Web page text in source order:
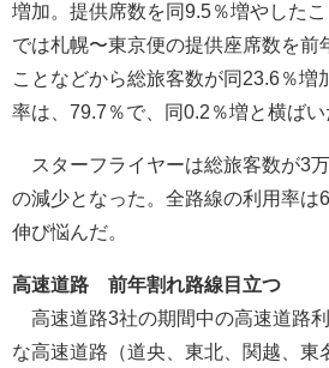
増加。提供席数を同9.5％増やした
では札幌〜東京便の提供座席数を前
ことなどから総旅客数が同23.6％増
率は、79.7％で、同0.2％増と横ばい
スターフライヤーは総旅客数が3
の減少となった。全路線の利用率は
伸び悩んだ。
高速道路 前年割れ路線目立つ
高速道路3社の期間中の高速道路
な高速道路（道央、東北、関越、東